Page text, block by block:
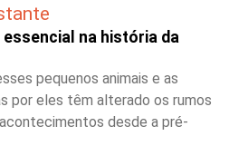
na história da
pequenos animais e as
por eles têm alterado os rumos
desde a pré-